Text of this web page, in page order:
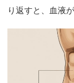
り返すと、血液